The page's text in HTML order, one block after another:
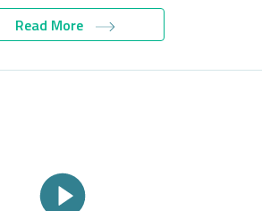
Read More